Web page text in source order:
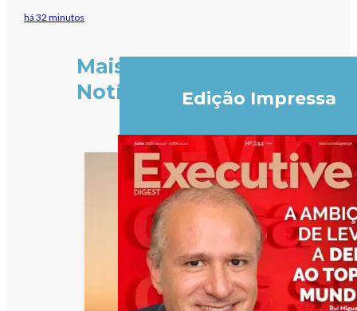
há 32 minutos
Mais
Notícias
Edição Impressa